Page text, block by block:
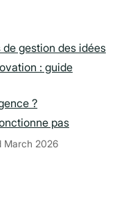
gestion des idées
: guide
?
pas
March 2026